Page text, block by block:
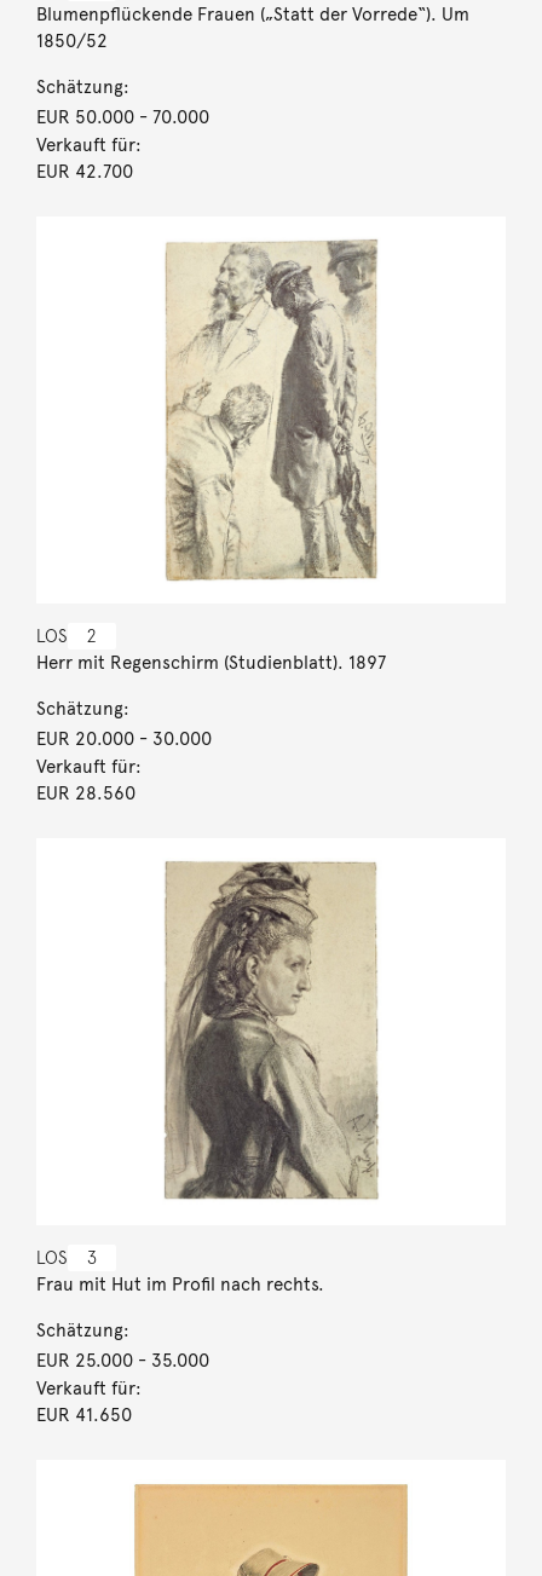
Blumenpflückende Frauen („Statt der Vorrede“). Um
1850/52
Schätzung:
EUR 50.000- 70.000
Verkauft für:
EUR 42.700
LOS 2
Herr mit Regenschirm (Studienblatt). 1897
Schätzung:
EUR 20.000- 30.000
Verkauft für:
EUR 28.560
LOS 3
Frau mit Hut im Profil nach rechts.
Schätzung:
EUR 25.000- 35.000
Verkauft für:
EUR 41.650